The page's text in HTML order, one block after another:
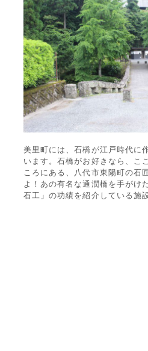
美里町には、石橋が江戸時代に
います。石橋がお好きなら、こ
ころにある、八代市東陽町の石
よ！あの有名な通潤橋を手がけ
石工」の功績を紹介している施